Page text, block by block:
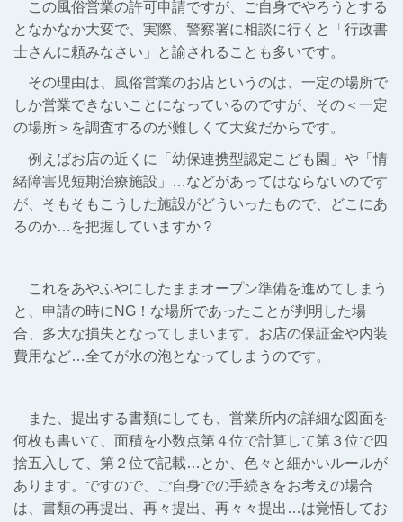
この風俗営業の許可申請ですが、ご自身でやろうとする
となかなか大変で、実際、警察署に相談に行くと「行政書
士さんに頼みなさい」と諭されることも多いです。
その理由は、風俗営業のお店というのは、一定の場所で
しか営業できないことになっているのですが、その＜一定
の場所＞を調査するのが難しくて大変だからです。
例えばお店の近くに「幼保連携型認定こども園」や「情
緒障害児短期治療施設」…などがあってはならないのです
が、そもそもこうした施設がどういったもので、どこにあ
るのか…を把握していますか？
これをあやふやにしたままオープン準備を進めてしまう
と、申請の時にNG！な場所であったことが判明した場
合、多大な損失となってしまいます。お店の保証金や内装
費用など…全てが水の泡となってしまうのです。
また、提出する書類にしても、営業所内の詳細な図面を
何枚も書いて、面積を小数点第４位で計算して第３位で四
捨五入して、第２位で記載…とか、色々と細かいルールが
あります。ですので、ご自身での手続きをお考えの場合
は、書類の再提出、再々提出、再々々提出…は覚悟してお